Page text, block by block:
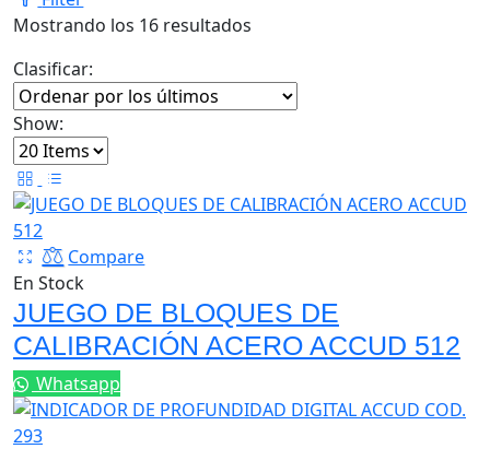
Mostrando los 16 resultados
los
últimos
Clasificar:
Show:
Compare
En Stock
JUEGO DE BLOQUES DE
CALIBRACIÓN ACERO ACCUD 512
Whatsapp